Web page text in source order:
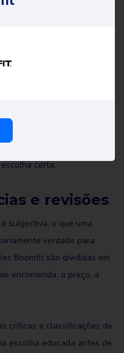
Gorilla são escritas por
do revisor. Leia
certa.
e revisões
subjectiva, o que uma
verdade para
Boomfit são divididas em
encomenda, o preço, a
críticas e classificações de
escolha educada antes de